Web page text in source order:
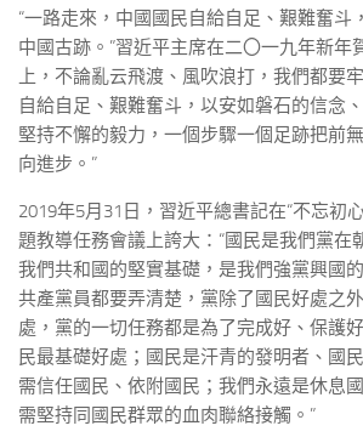
“一路走來，中國國民自給自足、艱難奮斗
中國古跡。”習近平主席在二〇一九年新年
上，不論亂云飛渡、風吹浪打，我們都要
自給自足、艱難奮斗，以安如磐石的信念
堅持不懈的毅力，一個步驟一個足跡把前
向進步。”
2019年5月31日，習近平總書記在“不忘初
題教導任務會議上誇大：“國民是我們黨在
我們共和國的堅實基礎，是我們強黨興國
共產黨員都要弄清楚，黨除了國民好處之
處，黨的一切任務都是為了完成好、保護
民最基礎好處；國民是汗青的發明者、國
需信任國民、依附國民；我們永遠是休息
需堅持同國民群眾的血肉聯絡接觸。”